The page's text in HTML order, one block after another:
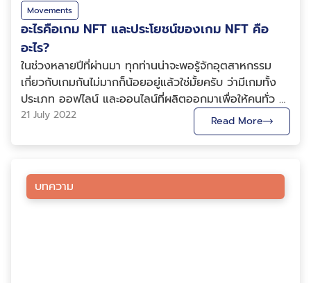
การเปิดตัวในวงกว้างในปี 2017 ผ่านทางเกม เช่น Axie
Infinity, CryptoKitties, และ My Crypto Heroes
เป็นต้น NFT ก็ได้รับความนิยมอย่างมากมายมหาศาลจากคน
ทั่วโลก จากการประสบความสำเร็จในการผสมผสานเข้ากับ
โลกแห่งศิลปะดิจิทัล NFT บางชิ้นสามารถขายได้หลายล้าน
หรือแม้กระทั่งหลายสิบล้านดอลลาร์ ทำให้มีการคาดคะเนกัน
อย่างแพร่หลายถึงมูลค่าที่แท้จริงของ NFT ในฐานะ
สินทรัพย์ดิจิทัลประเภทใหม่ขึ้นมา อย่างไรก็ตาม เช่นเดียว
กับสินค้าโภคภัณฑ์และสินทรัพย์ดิจิทัลอื่น ๆ ตัว NFT เกือบ
มูลค่าของ NFT กลับขึ้นอยู่กับความต้องการที่ผันผวนของ
ตลาดผู้บริโภค NFT สร้างมูลค่าอย่างไร โดยพื้นฐานแล้ว
Movements
อะไรคือเกม NFT และประโยชน์ของเกม NFT คือ
อะไร?
ในช่วงหลายปีที่ผ่านมา ทุกท่านน่าจะพอรู้จักอุตสาหกรรม
เกี่ยวกับเกมกันไม่มากก็น้อยอยู่แล้วใช่มั้ยครับ ว่ามีเกมทั้ง
ประเภท ออฟไลน์ และออนไลน์ที่ผลิตออกมาเพื่อให้คนทั่ว ๆ
ไปสามารถเล่นเพื่อความเพลิดเพลิน และความสนุกสนาน
รวมไปถึงการสร้างรายได้จากการเล่นเกมเช่นกัน โดยในยุค
ปัจจุบันได้มีเกมในรูปแบบใหม่ที่เรียกว่าเกม NFT ซึ่งใช้ระบบ
ผลและจัดเก็บข้อมูลแบบกระจายศูนย์ ที่ช่วยในการบันทึก
ข้อมูลโดยใช้หลักการเข้ารหัส (Cryptography) ร่วมกับกล
21 July 2022 Read More
บทความ